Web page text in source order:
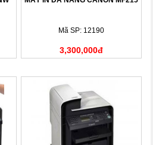
Mã SP: 12190
3,300,000đ